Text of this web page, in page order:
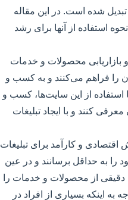
تبدیل شده است. در این مقاله
استفاده از آنها برای رشد
بازاریابی محصولات و خدمات
را فراهم می‌کنند و به کسب و
استفاده از این سایت‌ها، کسب و
کنند و با ایجاد تبلیغات
و کارآمد برای تبلیغات
را به حداقل برسانند و در عین
دقیقی از محصولات و خدمات را
به اینکه بسیاری از افراد در